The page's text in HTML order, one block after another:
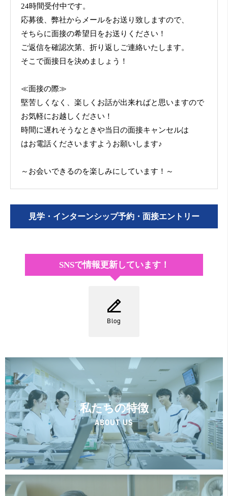
24時間受付中です。
応募後、弊社からメールをお送り致しますので、
そちらに面接の希望日をお送りください！
ご返信を確認次第、折り返しご連絡いたします。
そこで面接日を決めましょう！
≪面接の際≫
堅苦しくなく、楽しくお話が出来ればと思いますので
お気軽にお越しください！
時間に遅れそうなときや当日の面接キャンセルは
はお電話くださいますようお願いします♪
～お会いできるのを楽しみにしています！～
見学・インターンシップ予約・面接エントリー
SNSで情報更新しています！
Blog
私たちの特徴
ABOUT US